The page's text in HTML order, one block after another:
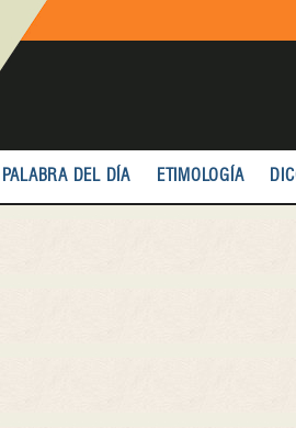
PALABRA DEL DÍA ETIMOLOGÍA